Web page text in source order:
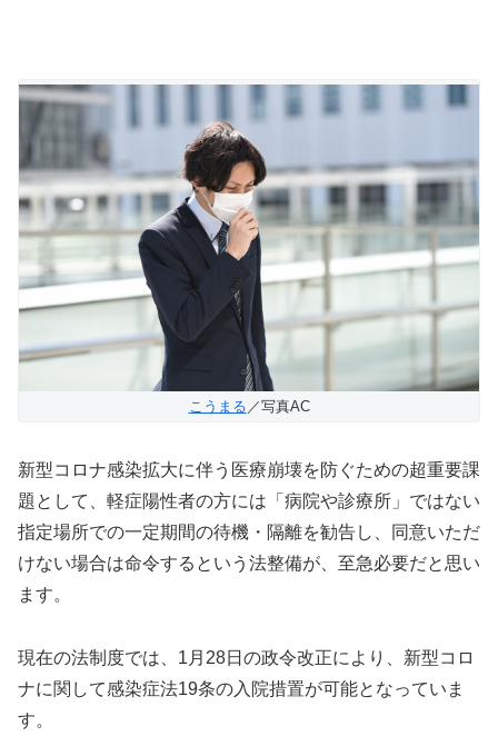
こうまる ／写真AC
新型コロナ感染拡大に伴う医療崩壊を防ぐための超重要課
題として、軽症陽性者の方には「病院や診療所」ではない
指定場所での一定期間の待機・隔離を勧告し、同意いただ
けない場合は命令するという法整備が、至急必要だと思い
ます。
現在の法制度では、1月28日の政令改正により、新型コロ
ナに関して感染症法19条の入院措置が可能となっていま
す。